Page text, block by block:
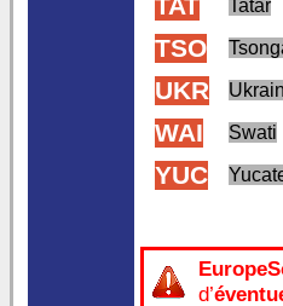
TAT Tatar
TSO
UKR
WAI Swati
YUC
d’